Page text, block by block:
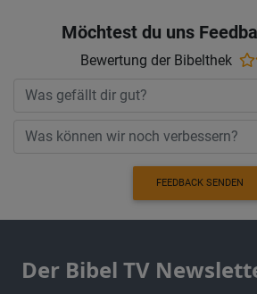
Möchtest du uns
Bewertung der Bibelthek
FEEDBACK SENDEN
Der Bibel TV